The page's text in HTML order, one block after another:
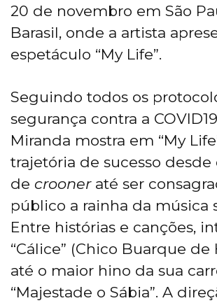
20 de novembro em São
Barasil, onde a artista
espetáculo “My Life”.
Seguindo todos os
segurança contra a
Miranda mostra em “My
trajetória de sucesso desde
de crooneraté ser
público a rainha da música
Entre histórias e canções,
“Cálice” (Chico Buarque de
até o maior hino da sua
“Majestade o Sábia”. A